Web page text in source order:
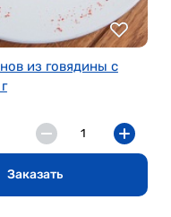
из говядины с
Заказать